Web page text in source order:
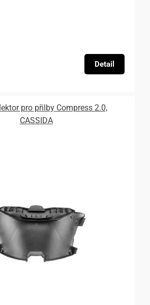
Detail
pro přilby Compress 2.0,
CASSIDA